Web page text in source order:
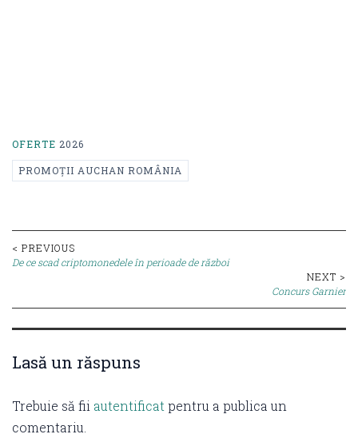
OFERTE 2026
PROMOȚII AUCHAN ROMÂNIA
Post
< PREVIOUS
De ce scad criptomonedele în perioade de război
NEXT >
Concurs Garnier
Lasă un răspuns
Trebuie să fii autentificat pentru a publica un
comentariu.